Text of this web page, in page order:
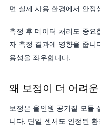
면 실제 사용 환경에서 안정
측정 후 데이터 처리도 중요
자 측정 결과에 영향을 줍
용성을 좌우합니다.
왜 보정이 더 어려
보정은 올인원 공기질 모듈
니다. 단일 센서도 안정된